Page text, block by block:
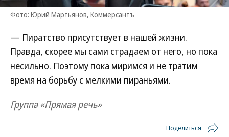
Фото: Юрий Мартьянов, Коммерсантъ
— Пиратство присутствует в нашей жизни.
Правда, скорее мы сами страдаем от него, но пока
несильно. Поэтому пока миримся и не тратим
время на борьбу с мелкими пираньями.
Группа «Прямая речь»
Поделиться